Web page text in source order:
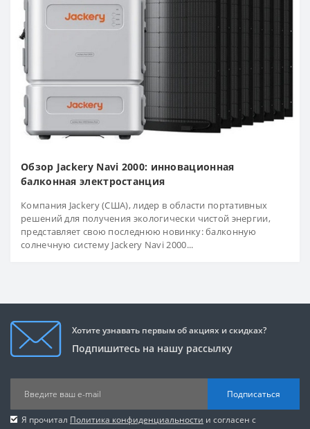
Обзор Jackery Navi 2000: инновационная
балконная электростанция
Компания Jackery (США), лидер в области портативных
решений для получения экологически чистой энергии,
представляет свою последнюю новинку: балконную
солнечную систему Jackery Navi 2000...
Хотите узнавать первым об акциях и скидках?
Подпишитесь на нашу рассылку
Подписаться
Я прочитал Политика конфиденциальности и согласен с